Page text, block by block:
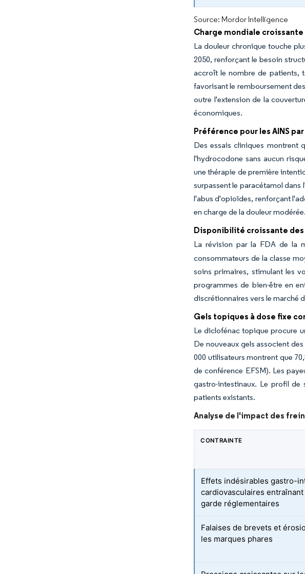
Source: Mordor Intelligence
Charge mondiale
La douleur chronique touche
2050, renforçant le besoin
accroît le nombre de patients,
favorisant le remboursement
outre l'extension de la
économiques.
Préférence pour les AINS
Des essais cliniques montrent
l'hydrocodone sans aucun
une thérapie de première
surpassent le paracétamol dans
l'abus d'opioïdes, renforçant
en charge de la douleur modérée.
Disponibilité croissante
La révision par la FDA de la
consommateurs de la classe
soins primaires, stimulant les
programmes de bien-être en
discrétionnaires vers le marché
Gels topiques à dose fixe
Le diclofénac topique procure
De nouveaux gels associent
000 utilisateurs montrent que
de conférence EFSM). Les
gastro-intestinaux. Le profil
patients existants.
Analyse de l'impact des
CONTRAINTE
Effets indésirables gastro-
cardiovasculaires
garde réglementaires
Falaises de brevets et
les marques phares